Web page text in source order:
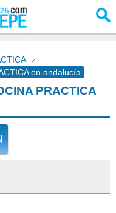
en andalucía
PRACTICA